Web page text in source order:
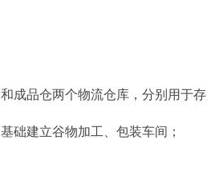
品仓两个物流仓库，分别用于存
建立谷物加工、包装车间；